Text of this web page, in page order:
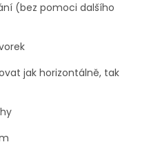
(bez pomoci dalšího
jak horizontálně, tak